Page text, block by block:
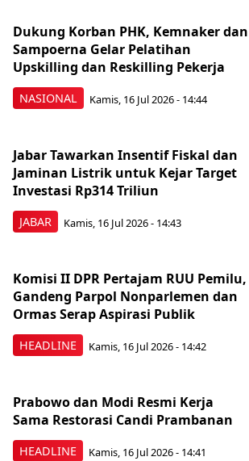
NASIONAL
Dukung Korban PHK, Kemnaker dan
Sampoerna Gelar Pelatihan
Upskilling dan Reskilling Pekerja
Kamis, 16 Jul 2026 - 14:44
JABAR
Jabar Tawarkan Insentif Fiskal dan
Jaminan Listrik untuk Kejar Target
Investasi Rp314 Triliun
Kamis, 16 Jul 2026 - 14:43
HEADLINE
Komisi II DPR Pertajam RUU Pemilu,
Gandeng Parpol Nonparlemen dan
Ormas Serap Aspirasi Publik
Kamis, 16 Jul 2026 - 14:42
HEADLINE
Prabowo dan Modi Resmi Kerja
Sama Restorasi Candi Prambanan
Kamis, 16 Jul 2026 - 14:41